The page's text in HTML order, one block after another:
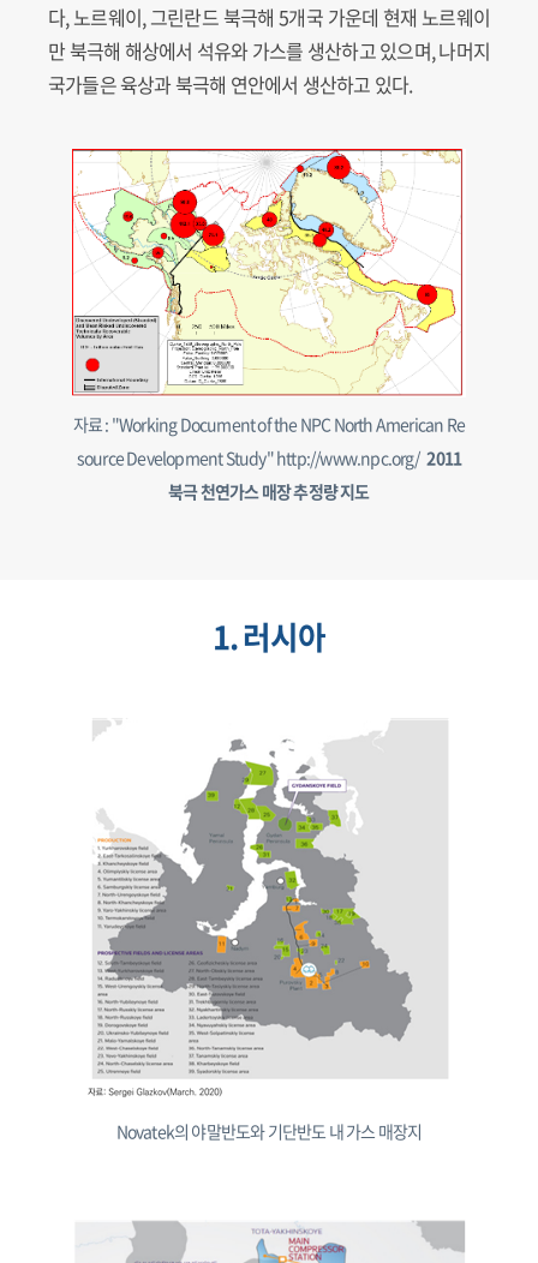
다, 노르웨이, 그린란드 북극해 5개국 가운데 현재 노르웨이
만 북극해 해상에서 석유와 가스를 생산하고 있으며, 나머지
국가들은 육상과 북극해 연안에서 생산하고 있다.
자료 : "Working Document of the NPC North American Re
source Development Study" http://www.npc.org/ 2011
북극 천연가스 매장 추정량 지도
1. 러시아
Novatek의 야말반도와 기단반도 내 가스 매장지